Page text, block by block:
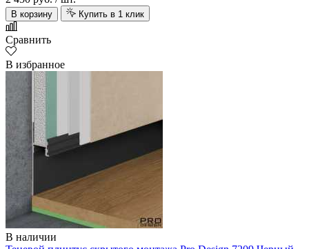
В корзину Купить в 1 клик
Сравнить
В избранное
В наличии